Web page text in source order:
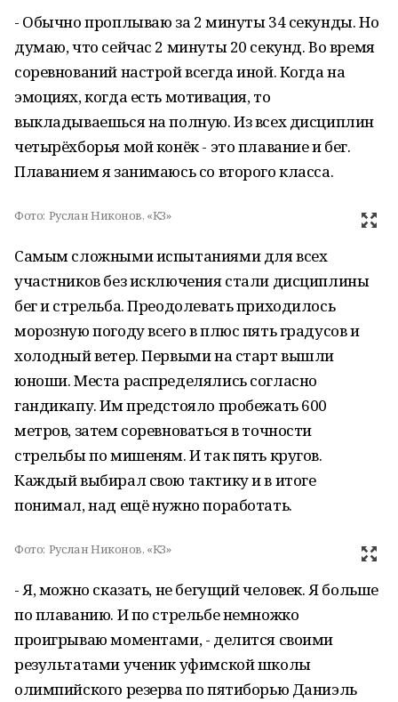
- Обычно проплываю за 2 минуты 34 секунды. Но
думаю, что сейчас 2 минуты 20 секунд. Во время
соревнований настрой всегда иной. Когда на
эмоциях, когда есть мотивация, то
выкладываешься на полную. Из всех дисциплин
четырёхборья мой конёк - это плавание и бег.
Плаванием я занимаюсь со второго класса.
Фото: Руслан Никонов, «КЗ»
Самым сложными испытаниями для всех
участников без исключения стали дисциплины
бег и стрельба. Преодолевать приходилось
морозную погоду всего в плюс пять градусов и
холодный ветер. Первыми на старт вышли
юноши. Места распределялись согласно
гандикапу. Им предстояло пробежать 600
метров, затем соревноваться в точности
стрельбы по мишеням. И так пять кругов.
Каждый выбирал свою тактику и в итоге
понимал, над ещё нужно поработать.
Фото: Руслан Никонов, «КЗ»
- Я, можно сказать, не бегущий человек. Я больше
по плаванию. И по стрельбе немножко
проигрываю моментами, - делится своими
результатами ученик уфимской школы
олимпийского резерва по пятиборью Даниэль